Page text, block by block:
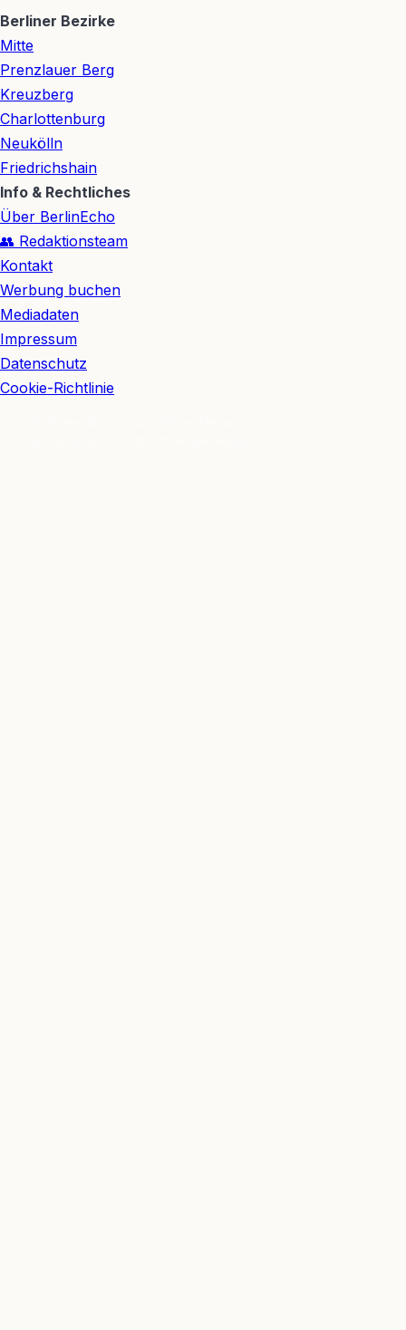
Berliner Bezirke
Mitte
Prenzlauer Berg
Kreuzberg
Charlottenburg
Neukölln
Friedrichshain
Info & Rechtliches
Über BerlinEcho
👥 Redaktionsteam
Kontakt
Werbung buchen
Mediadaten
Impressum
Datenschutz
Cookie-Richtlinie